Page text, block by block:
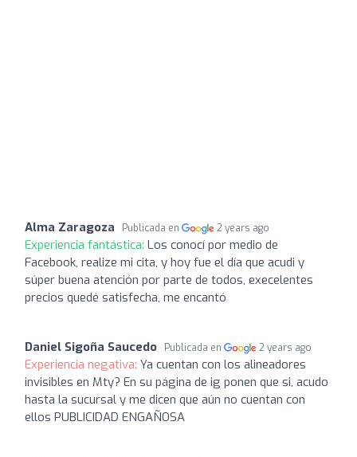
Alma Zaragoza Publicada en 2 years ago
Experiencia fantástica: Los conocí por medio de
Facebook, realize mi cita, y hoy fue el día que acudi y
súper buena atención por parte de todos, execelentes
precios quedé satisfecha, me encantó
Daniel Sigoña Saucedo Publicada en 2 years ago
Experiencia negativa: Ya cuentan con los alineadores
invisibles en Mty? En su página de ig ponen que si, acudo
hasta la sucursal y me dicen que aún no cuentan con
ellos PUBLICIDAD ENGAÑOSA